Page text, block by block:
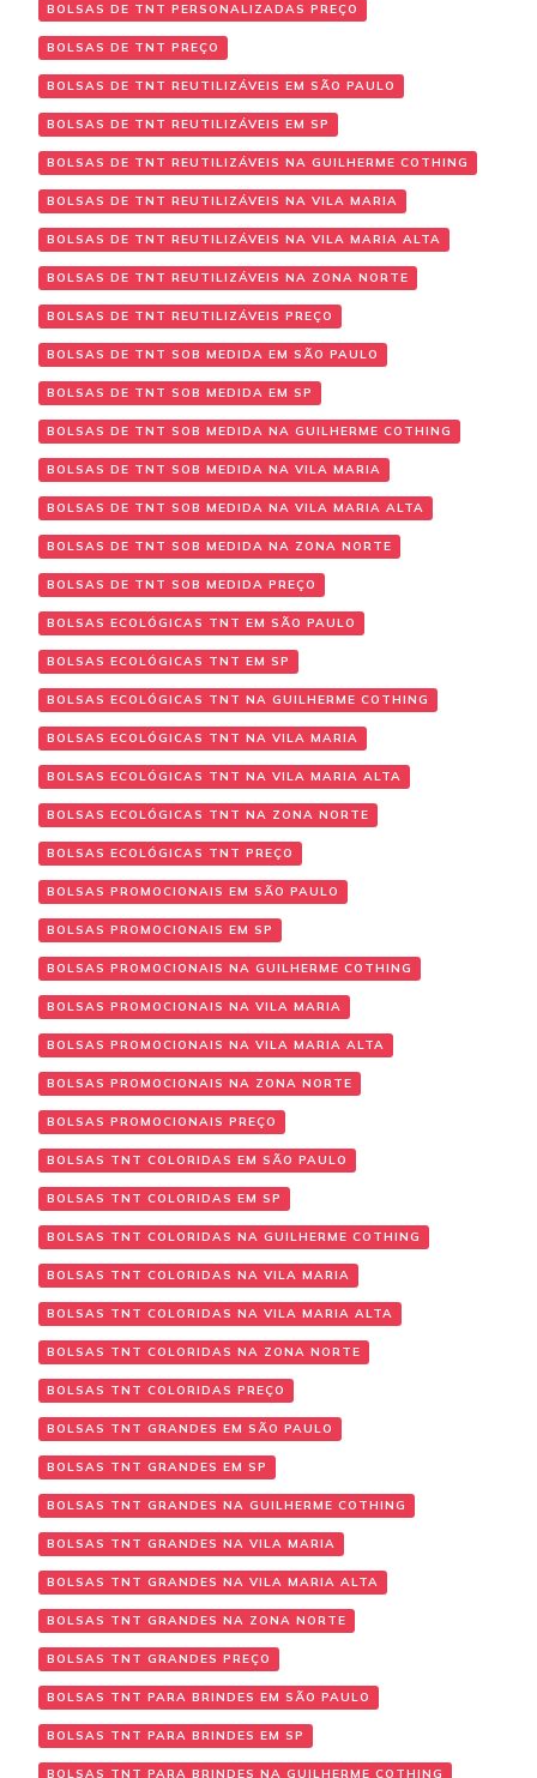
BOLSAS DE TNT PERSONALIZADAS PREÇO
BOLSAS DE TNT PREÇO
BOLSAS DE TNT REUTILIZÁVEIS EM SÃO PAULO
BOLSAS DE TNT REUTILIZÁVEIS EM SP
BOLSAS DE TNT REUTILIZÁVEIS NA GUILHERME COTHING
BOLSAS DE TNT REUTILIZÁVEIS NA VILA MARIA
BOLSAS DE TNT REUTILIZÁVEIS NA VILA MARIA ALTA
BOLSAS DE TNT REUTILIZÁVEIS NA ZONA NORTE
BOLSAS DE TNT REUTILIZÁVEIS PREÇO
BOLSAS DE TNT SOB MEDIDA EM SÃO PAULO
BOLSAS DE TNT SOB MEDIDA EM SP
BOLSAS DE TNT SOB MEDIDA NA GUILHERME COTHING
BOLSAS DE TNT SOB MEDIDA NA VILA MARIA
BOLSAS DE TNT SOB MEDIDA NA VILA MARIA ALTA
BOLSAS DE TNT SOB MEDIDA NA ZONA NORTE
BOLSAS DE TNT SOB MEDIDA PREÇO
BOLSAS ECOLÓGICAS TNT EM SÃO PAULO
BOLSAS ECOLÓGICAS TNT EM SP
BOLSAS ECOLÓGICAS TNT NA GUILHERME COTHING
BOLSAS ECOLÓGICAS TNT NA VILA MARIA
BOLSAS ECOLÓGICAS TNT NA VILA MARIA ALTA
BOLSAS ECOLÓGICAS TNT NA ZONA NORTE
BOLSAS ECOLÓGICAS TNT PREÇO
BOLSAS PROMOCIONAIS EM SÃO PAULO
BOLSAS PROMOCIONAIS EM SP
BOLSAS PROMOCIONAIS NA GUILHERME COTHING
BOLSAS PROMOCIONAIS NA VILA MARIA
BOLSAS PROMOCIONAIS NA VILA MARIA ALTA
BOLSAS PROMOCIONAIS NA ZONA NORTE
BOLSAS PROMOCIONAIS PREÇO
BOLSAS TNT COLORIDAS EM SÃO PAULO
BOLSAS TNT COLORIDAS EM SP
BOLSAS TNT COLORIDAS NA GUILHERME COTHING
BOLSAS TNT COLORIDAS NA VILA MARIA
BOLSAS TNT COLORIDAS NA VILA MARIA ALTA
BOLSAS TNT COLORIDAS NA ZONA NORTE
BOLSAS TNT COLORIDAS PREÇO
BOLSAS TNT GRANDES EM SÃO PAULO
BOLSAS TNT GRANDES EM SP
BOLSAS TNT GRANDES NA GUILHERME COTHING
BOLSAS TNT GRANDES NA VILA MARIA
BOLSAS TNT GRANDES NA VILA MARIA ALTA
BOLSAS TNT GRANDES NA ZONA NORTE
BOLSAS TNT GRANDES PREÇO
BOLSAS TNT PARA BRINDES EM SÃO PAULO
BOLSAS TNT PARA BRINDES EM SP
BOLSAS TNT PARA BRINDES NA GUILHERME COTHING